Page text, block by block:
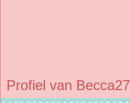
Profiel van Becca27